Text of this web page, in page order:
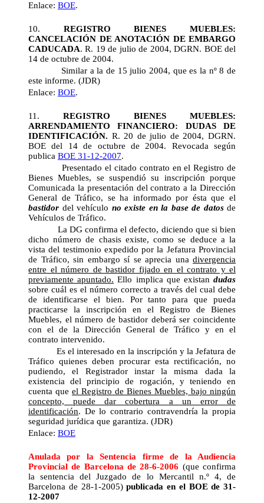
Enlace: BOE.
10. REGISTRO BIENES MUEBLES:
CANCELACIÓN DE ANOTACIÓN DE EMBARGO
CADUCADA. R. 19 de julio de 2004, DGRN. BOE del
14 de octubre de 2004.
Similar a la de 15 julio 2004, que es la nº 8 de
este informe. (JDR)
Enlace: BOE.
11. REGISTRO BIENES MUEBLES:
ARRENDAMIENTO FINANCIERO: DUDAS DE
IDENTIFICACIÓN. R. 20 de julio de 2004, DGRN.
BOE del 14 de octubre de 2004. Revocada según
publica BOE 31-12-2007.
Presentado el citado contrato en el Registro de
Bienes Muebles, se suspendió su inscripción porque
Comunicada la presentación del contrato a la Dirección
General de Tráfico, se ha informado por ésta que el
bastidor del vehículo no existe en la base de datosde
Vehículos de Tráfico.
La DG confirma el defecto, diciendo que si bien
dicho número de chasis existe, como se deduce a la
vista del testimonio expedido por la Jefatura Provincial
de Tráfico, sin embargo sí se aprecia una divergencia
entre el número de bastidor fijado en el contrato y el
previamente apuntado. Ello implica que existandudas
sobre cuál es el número correcto a través del cual debe
de identificarse el bien. Por tanto para que pueda
practicarse la inscripción en el Registro de Bienes
Muebles, el número de bastidor deberá ser coincidente
con el de la Dirección General de Tráfico y en el
contrato intervenido.
Es el interesado en la inscripción y la Jefatura de
Tráfico quienes deben procurar esta rectificación, no
pudiendo, el Registrador instar la misma dada la
existencia del principio de rogación, y teniendo en
cuenta que el Registro de Bienes Muebles, bajo ningún
concepto, puede dar cobertura a un error de
identificación. De lo contrario contravendría la propia
seguridad jurídica que garantiza. (JDR)
Enlace: BOE
Anulada por la Sentencia firmede la Audiencia
Provincial de Barcelona de 28-6-2006 (que confirma
la sentencia del Juzgado de lo Mercantil n.º 4, de
Barcelona de 28-1-2005)publicada en el BOE de 31-
12-2007